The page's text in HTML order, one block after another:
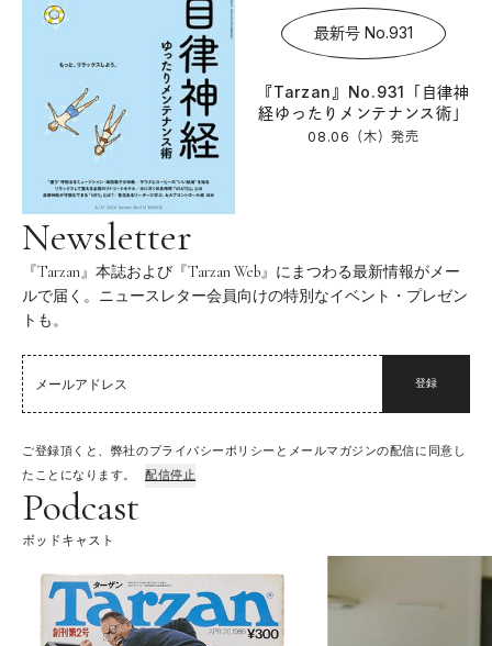
最新号 No.931
『Tarzan』No.931「自律神
経ゆったりメンテナンス術」
08.06（木）発売
Newsletter
『Tarzan』本誌および『Tarzan Web』にまつわる最新情報がメー
ルで届く。ニュースレター会員向けの特別なイベント・プレゼン
トも。
登録
ご登録頂くと、弊社のプライバシーポリシーとメールマガジンの配信に同意し
たことになります。
配信停止
Podcast
ポッドキャスト